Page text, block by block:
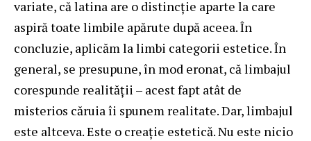
variate, că latina are o distincţie aparte la care
aspiră toate limbile apărute după aceea. În
concluzie, aplicăm la limbi categorii estetice. În
general, se presupune, în mod eronat, că limbajul
corespunde realităţii – acest fapt atât de
misterios căruia îi spunem realitate. Dar, limbajul
este altceva. Este o creaţie estetică. Nu este nicio